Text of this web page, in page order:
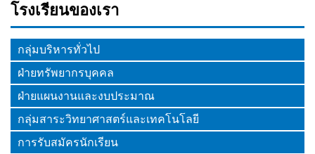
โรงเรียนของเรา
กลุ่มบริหารทั่วไป
ฝ่ายทรัพยากรบุคคล
ฝ่ายแผนงานและงบประมาณ
กลุ่มสาระวิทยาศาสตร์และเทคโนโลยี
การรับสมัครนักเรียน